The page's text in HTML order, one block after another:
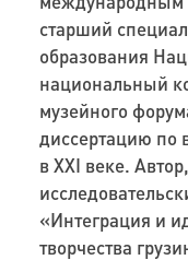
старший
образования
национальный
музейного
диссертацию по
в XXI веке.
«Интеграция и
творчества